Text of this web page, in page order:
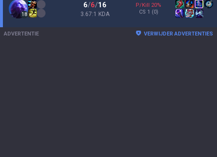
18
6/6/16
3.67:1 KDA
P/Kill 20%
CS 1 (0)
ADVERTENTIE VERWIJDER ADVERTENTIES